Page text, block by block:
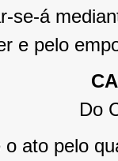
se-á
e pelo
Do
ato pelo